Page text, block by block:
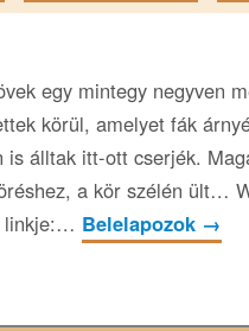
egy mintegy negyven
körül, amelyet fák
is álltak itt-ott cserjék.
a kör szélén ült…
linkje:… Belelapozok →